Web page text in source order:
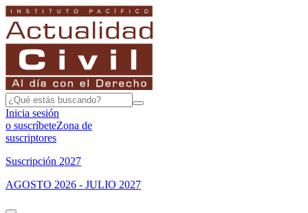
Inicia sesión
o suscríbeteZona de
suscriptores
Suscripción 2027
AGOSTO 2026 - JULIO 2027